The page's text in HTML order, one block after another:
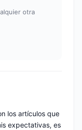
otra
los artículos que
expectativas, es